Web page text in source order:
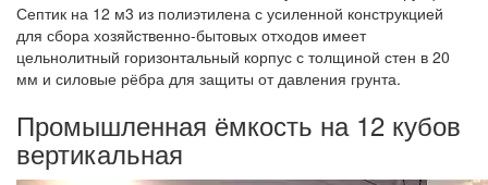
Септик на 12 м3 из полиэтилена с усиленной конструкцией
для сбора хозяйственно-бытовых отходов имеет
цельнолитный горизонтальный корпус с толщиной стен в 20
мм и силовые рёбра для защиты от давления грунта.
Промышленная ёмкость на 12 кубов
вертикальная